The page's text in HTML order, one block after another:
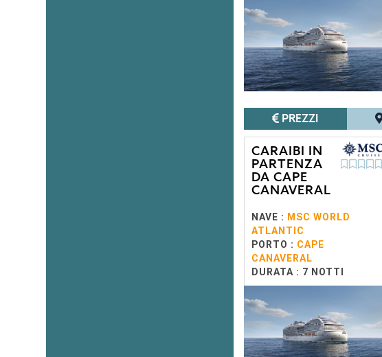
PREZZI
CARAIBI IN
PARTENZA
DA CAPE
CANAVERAL
NAVE : MSC WORLD
ATLANTIC
PORTO : CAPE
CANAVERAL
DURATA : 7 NOTTI